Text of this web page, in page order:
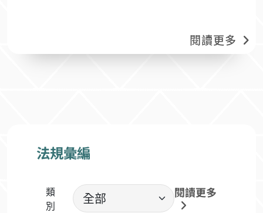
閱讀更多
法規彙編
類
別
閱讀更多